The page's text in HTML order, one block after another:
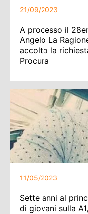
21/09/2023
A processo il
Angelo La
accolto la
Procura
11/05/2023
Sette anni al
di giovani sulla